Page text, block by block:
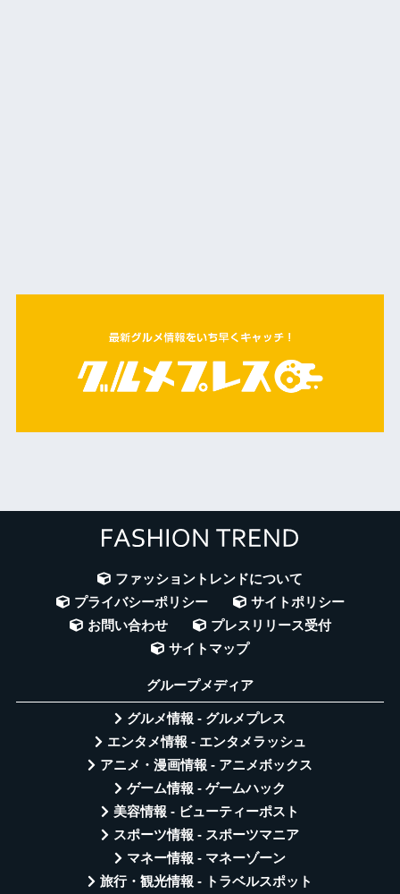
ファッショントレンドについて
プライバシーポリシー
サイトポリシー
お問い合わせ
プレスリリース受付
サイトマップ
グループメディア
グルメ情報 - グルメプレス
エンタメ情報 - エンタメラッシュ
アニメ・漫画情報 - アニメボックス
ゲーム情報 - ゲームハック
美容情報 - ビューティーポスト
スポーツ情報 - スポーツマニア
マネー情報 - マネーゾーン
旅行・観光情報 - トラベルスポット